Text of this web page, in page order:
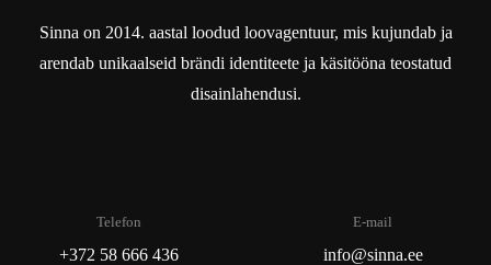
Telefon
+372 58 666 436
E-mail
info@sinna.ee
Sinna on 2014. aastal loodud loovagentuur, mis kujundab ja
arendab unikaalseid brändi identiteete ja käsitööna teostatud
disainlahendusi.